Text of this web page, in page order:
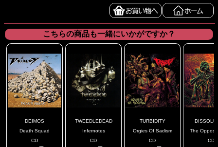
こちらの商品も一緒にいかがですか？
DEIMOS
Death Squad
CD
TWEEDLEDEAD
Infernotes
CD
TURBIDITY
Orgies Of Sadism
CD
The
CD